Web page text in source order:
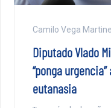
Camilo Vega
Diputado Vlado
“ponga
eutanasia